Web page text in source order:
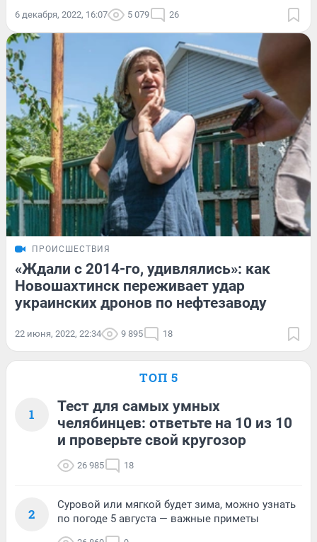
6 декабря, 2022, 16:07 5 079 26
ПРОИСШЕСТВИЯ
«Ждали с 2014-го, удивлялись»: как
Новошахтинск переживает удар
украинских дронов по нефтезаводу
22 июня, 2022, 22:34 9 895 18
ТОП 5
1
Тест для самых умных
челябинцев: ответьте на 10 из 10
и проверьте свой кругозор
26 985 18
2
Суровой или мягкой будет зима, можно узнать
по погоде 5 августа — важные приметы